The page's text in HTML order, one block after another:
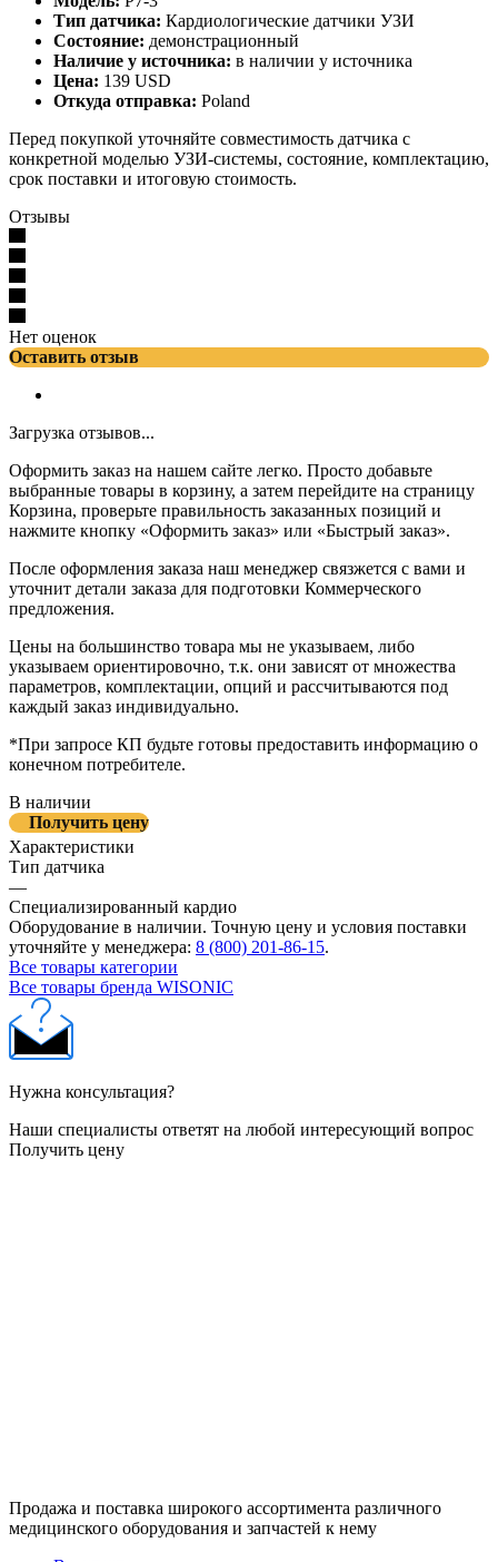
Тип датчика: Кардиологические датчики УЗИ
Состояние: демонстрационный
Наличие у источника: в наличии у источника
Цена: 139 USD
Откуда отправка: Poland
Перед покупкой уточняйте совместимость датчика с
конкретной моделью УЗИ-системы, состояние, комплектацию,
срок поставки и итоговую стоимость.
Отзывы
Нет оценок
Оставить отзыв
Загрузка отзывов...
Оформить заказ на нашем сайте легко. Просто добавьте
выбранные товары в корзину, а затем перейдите на страницу
Корзина, проверьте правильность заказанных позиций и
нажмите кнопку «Оформить заказ» или «Быстрый заказ».
После оформления заказа наш менеджер связжется с вами и
уточнит детали заказа для подготовки Коммерческого
предложения.
Цены на большинство товара мы не указываем, либо
указываем ориентировочно, т.к. они зависят от множества
параметров, комплектации, опций и рассчитываются под
каждый заказ индивидуально.
*При запросе КП будьте готовы предоставить информацию о
конечном потребителе.
В наличии
Получить цену
Характеристики
Тип датчика
—
Специализированный кардио
Оборудование в наличии. Точную цену и условия поставки
уточняйте у менеджера: 8 (800) 201-86-15.
Все товары категории
Все товары бренда WISONIC
Нужна консультация?
Наши специалисты ответят на любой интересующий вопрос
Получить цену
Продажа и поставка широкого ассортимента различного
медицинского оборудования и запчастей к нему